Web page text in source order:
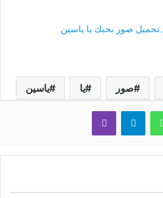
تحميل صور بحبك يا ياسين
صور يا ياسين
واتساب تيلقرام ڤايبر